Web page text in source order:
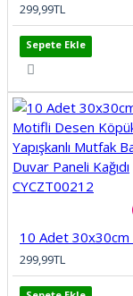
299,99TL
Sepete Ekle
299,99TL